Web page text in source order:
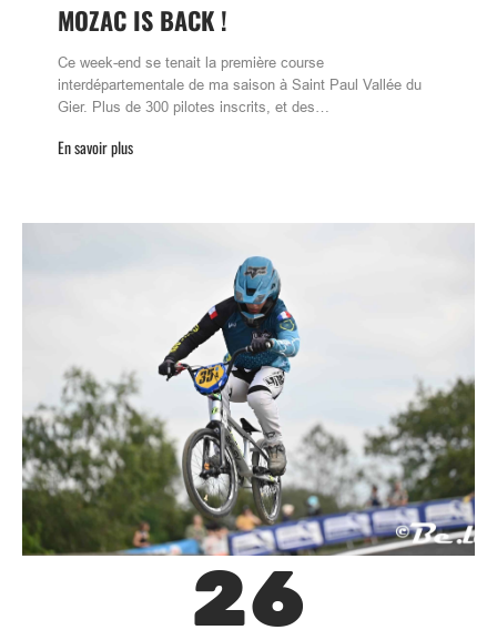
MOZAC IS BACK !
Ce week-end se tenait la première course
interdépartementale de ma saison à Saint Paul Vallée du
Gier. Plus de 300 pilotes inscrits, et des…
En savoir plus
26